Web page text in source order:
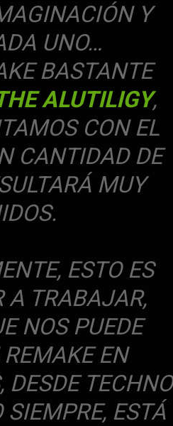
Y
UNO…
BASTANTE
ALUTILIGY,
CON EL
CANTIDAD DE
MUY
ESTO ES
A TRABAJAR,
NOS PUEDE
EN
DESDE TECHNO
ESTÁ